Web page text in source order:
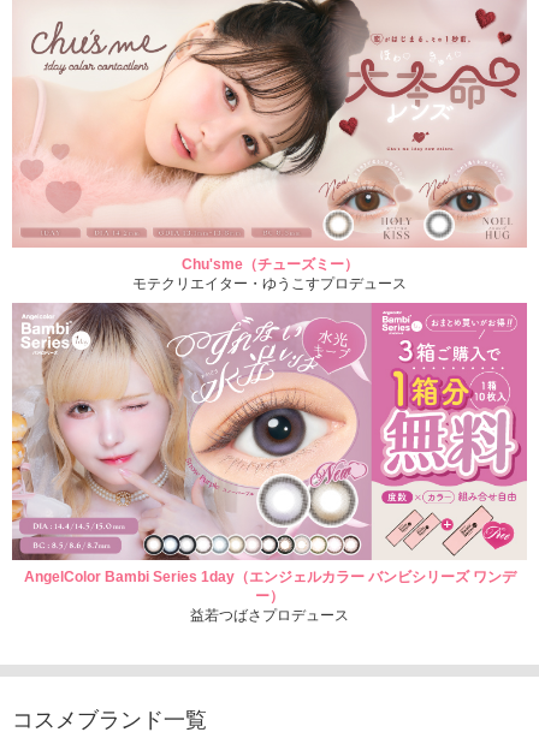
Chu'sme（チューズミー）
モテクリエイター・ゆうこすプロデュース
AngelColor Bambi Series 1day（エンジェルカラー バンビシリーズ ワンデ
ー）
益若つばさプロデュース
コスメブランド一覧